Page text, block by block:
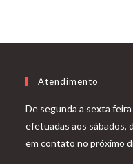
Atendimento
De segunda a sexta
efetuadas aos sábados,
em contato no próximo